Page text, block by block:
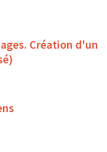
Création d'un